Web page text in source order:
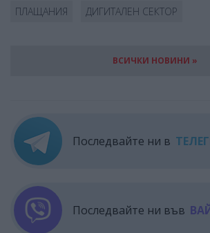
ПЛАЩАНИЯ ДИГИТАЛЕН СЕКТОР
ВСИЧКИ НОВИНИ »
Последвайте ни в
Последвайте ни във